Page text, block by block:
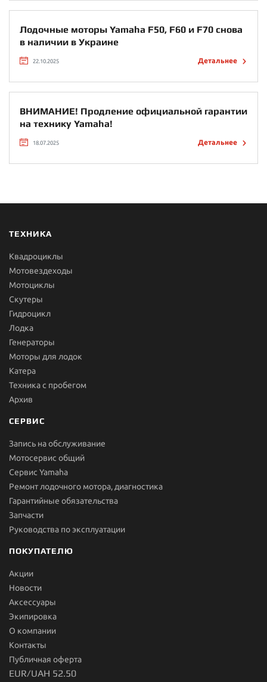
Лодочные моторы Yamaha F50, F60 и F70 снова
в наличии в Украине
22.10.2025 Детальнее
ВНИМАНИЕ! Продление официальной гарантии
на технику Yamaha!
18.07.2025 Детальнее
ТЕХНИКА
Квадроциклы
Мотовездеходы
Мотоциклы
Скутеры
Гидроцикл
Лодка
Генераторы
Моторы для лодок
Катера
Техника с пробегом
Архив
СЕРВИС
Запись на обслуживание
Мотосервис общий
Сервис Yamaha
Ремонт лодочного мотора, диагностика
Гарантийные обязательства
Запчасти
Руководства по эксплуатации
ПОКУПАТЕЛЮ
Акции
Новости
Aксессуары
Экипировка
О компании
Контакты
Публичная оферта
EUR/UAH 52.50